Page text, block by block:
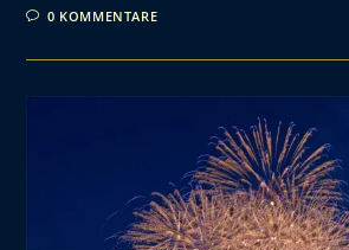
0 KOMMENTARE